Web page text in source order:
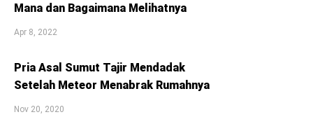
Mana dan Bagaimana Melihatnya
Apr 8, 2022
Pria Asal Sumut Tajir Mendadak
Setelah Meteor Menabrak Rumahnya
Nov 20, 2020